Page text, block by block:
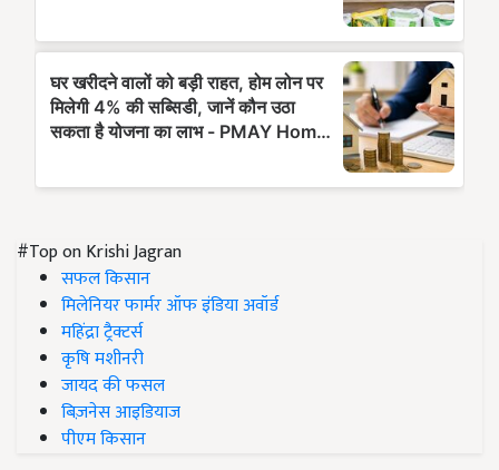
#Top on Krishi Jagran
सफल किसान
मिलेनियर फार्मर ऑफ इंडिया अवॉर्ड
महिंद्रा ट्रैक्टर्स
कृषि मशीनरी
जायद की फसल
बिज़नेस आइडियाज
पीएम किसान